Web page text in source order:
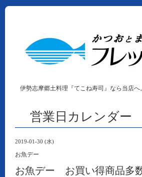
伊勢志摩郷土料理『てこね寿司』なら当店
営業日カレンダー
2019-01-30 (水)
お魚デー
お魚デー お買い得商品多